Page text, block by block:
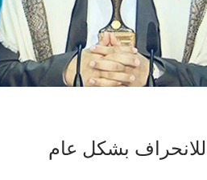
للانحراف بشكل عام